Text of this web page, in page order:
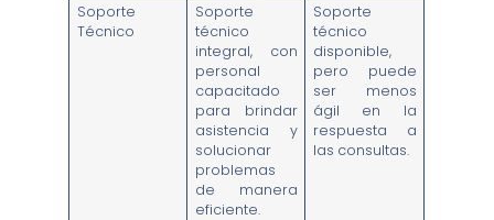
Soporte
Técnico
Soporte
técnico
integral, con
personal
capacitado
para brindar
asistencia y
solucionar
problemas
de manera
eficiente.
Soporte
técnico
disponible,
pero puede
ser menos
ágil en la
respuesta a
las consultas.